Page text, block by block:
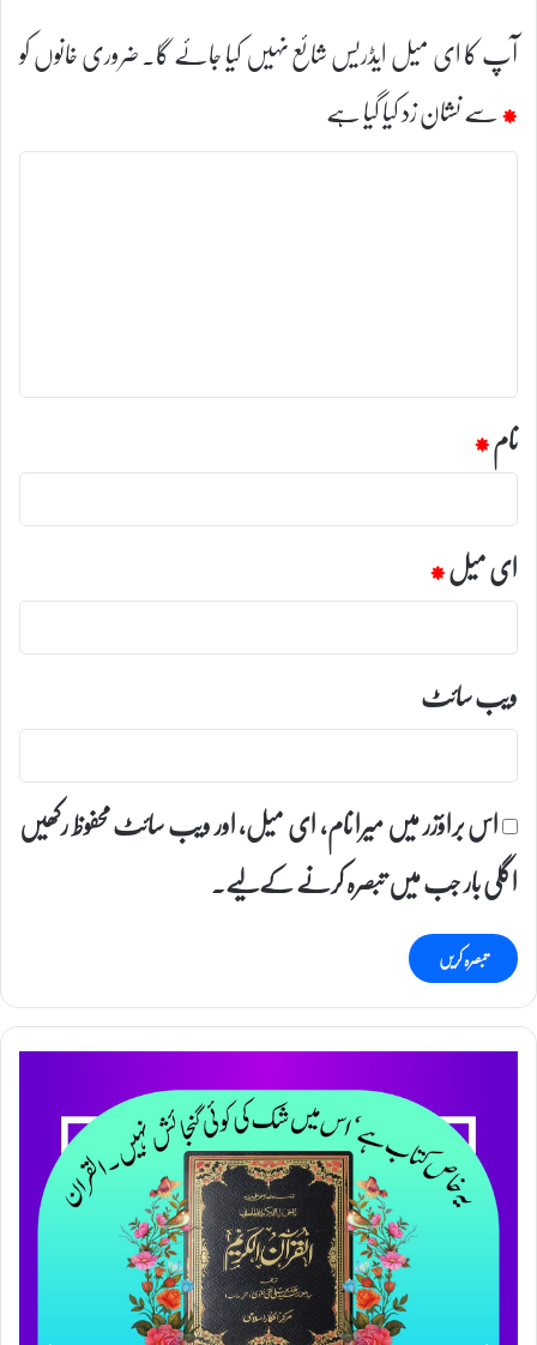
آپ کا ای میل ایڈریس شائع نہیں کیا جائے گا۔ضروری خانوں کو
*سے نشان زد کیا گیا ہے
ت
نام*
ای میل*
ویب‌ سائٹ
اس براؤزر میں میرا نام، ای میل، اور ویب سائٹ محفوظ رکھیں
اگلی بار جب میں تبصرہ کرنے کےلیے۔